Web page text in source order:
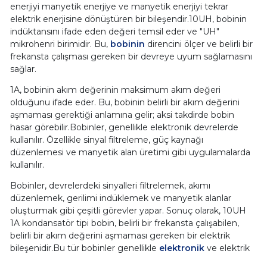
enerjiyi manyetik enerjiye ve manyetik enerjiyi tekrar
elektrik enerjisine dönüştüren bir bileşendir.10UH, bobinin
indüktansını ifade eden değeri temsil eder ve "UH"
mikrohenri birimidir. Bu, bobinin direncini ölçer ve belirli bir
frekansta çalışması gereken bir devreye uyum sağlamasını
sağlar.
1A, bobinin akım değerinin maksimum akım değeri
olduğunu ifade eder. Bu, bobinin belirli bir akım değerini
aşmaması gerektiği anlamına gelir; aksi takdirde bobin
hasar görebilir.Bobinler, genellikle elektronik devrelerde
kullanılır. Özellikle sinyal filtreleme, güç kaynağı
düzenlemesi ve manyetik alan üretimi gibi uygulamalarda
kullanılır.
Bobinler, devrelerdeki sinyalleri filtrelemek, akımı
düzenlemek, gerilimi indüklemek ve manyetik alanlar
oluşturmak gibi çeşitli görevler yapar. Sonuç olarak, 10UH
1A kondansatör tipi bobin, belirli bir frekansta çalışabilen,
belirli bir akım değerini aşmaması gereken bir elektrik
bileşenidir.Bu tür bobinler genellikle elektronik ve elektrik